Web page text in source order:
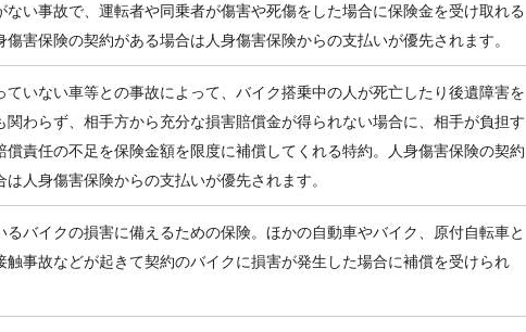
ない事故で、運転者や同乗者が傷害や死傷をした場合に保険金を受け取れる
傷害保険の契約がある場合は人身傷害保険からの支払いが優先されます。
ていない車等との事故によって、バイク搭乗中の人が死亡したり後遺障害を
関わらず、相手方から充分な損害賠償金が得られない場合に、相手が負担す
償責任の不足を保険金額を限度に補償してくれる特約。人身傷害保険の契約
は人身傷害保険からの支払いが優先されます。
るバイクの損害に備えるための保険。ほかの自動車やバイク、原付自転車と
触事故などが起きて契約のバイクに損害が発生した場合に補償を受けられ